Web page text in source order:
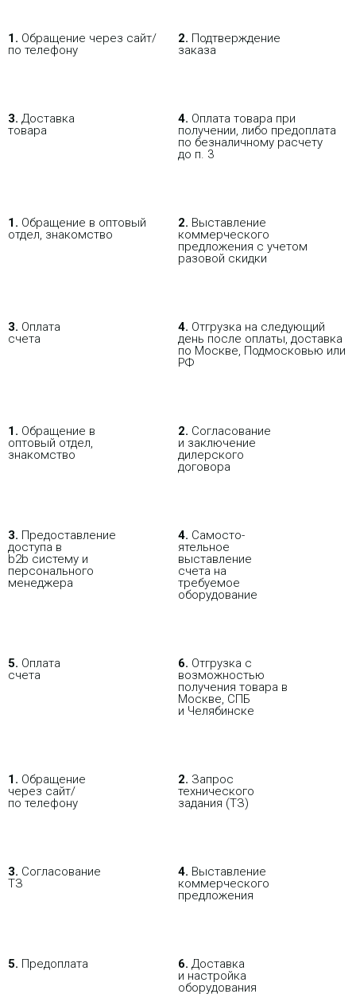
В РОЗНИЦУ ОПТОВИКАМ ПАРТНЕРАМ
1. Обращение через сайт/
по телефону
2. Подтверждение
заказа
3. Доставка
товара
4. Оплата товара при
получении, либо предоплата
по безналичному расчету
до п. 3
1. Обращение в оптовый
отдел, знакомство
2. Выставление
коммерческого
предложения с учетом
разовой скидки
3. Оплата
счета
4. Отгрузка на следующий
день после оплаты, доставка
по Москве, Подмосковью или
РФ
1. Обращение в
оптовый отдел,
знакомство
2. Согласование
и заключение
дилерского
договора
3. Пре­до­ста­вле­ние
доступа в
b2b систему и
персо­нального
мене­джера
4. Само­сто­-
ятель­ное
выставление
счета на
требуемое
оборудование
5. Оплата
счета
6. Отгрузка с
возможностью
получения товара в
Москве, СПБ
и Челябинске
1. Обращение
через сайт/
по телефону
2. Запрос
технического
задания (ТЗ)
3. Согласование
ТЗ
4. Выставление
коммерческого
предложения
5. Предоплата 6. Доставка
и настройка
оборудования